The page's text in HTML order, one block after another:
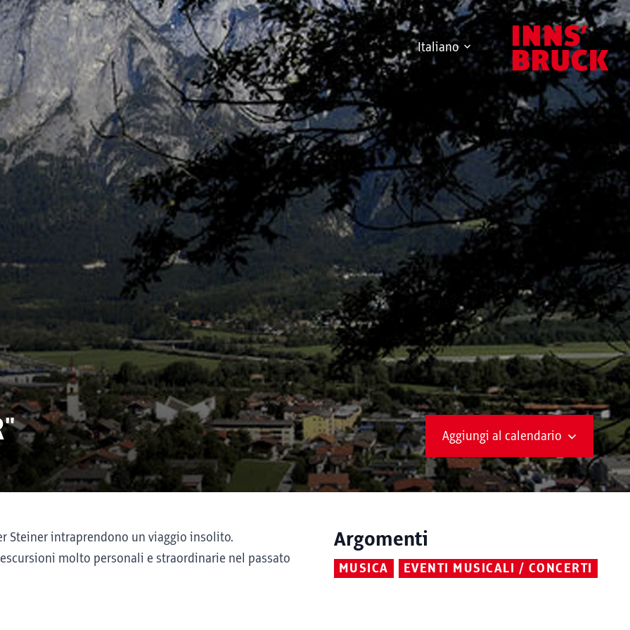
Italiano
Aggiungi al calendario
Steiner intraprendono un viaggio insolito.
molto personali e straordinarie nel passato
Argomenti
MUSICA EVENTI MUSICALI / CONCERTI